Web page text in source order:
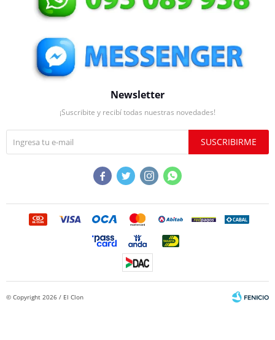
Newsletter
¡Suscribite y recibí todas nuestras novedades!
SUSCRIBIRME
   
© Copyright 2026 / El Clon